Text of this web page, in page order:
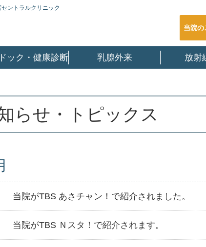
ントラルクリニック
当院の
ック・健康診断 乳腺外来 放射
らせ・トピックス
当院がTBS あさチャン！で紹介されました。
当院がTBS Ｎスタ！で紹介されます。